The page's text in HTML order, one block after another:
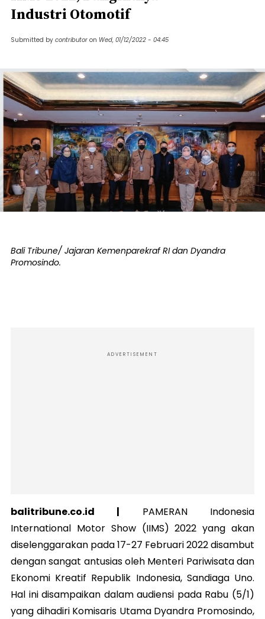
Industri Otomotif
Submitted by contributor on Wed, 01/12/2022 - 04:45
Bali Tribune/ Jajaran Kemenparekraf RI dan Dyandra
Promosindo.
ADVERTISEMENT
balitribune.co.id | PAMERAN Indonesia
International Motor Show (IIMS) 2022 yang akan
diselenggarakan pada 17-27 Februari 2022 disambut
dengan sangat antusias oleh Menteri Pariwisata dan
Ekonomi Kreatif Republik Indonesia, Sandiaga Uno.
Hal ini disampaikan dalam audiensi pada Rabu (5/1)
yang dihadiri Komisaris Utama Dyandra Promosindo,